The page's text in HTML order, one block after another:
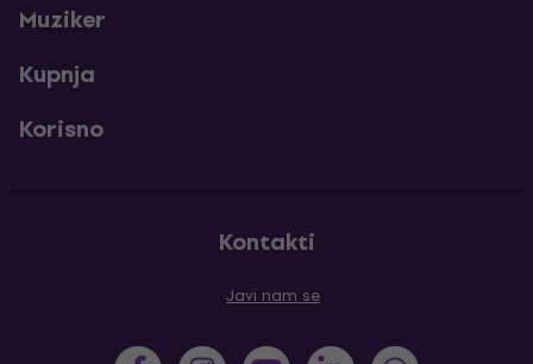
Muziker
Kupnja
Korisno
Kontakti
Javi nam se